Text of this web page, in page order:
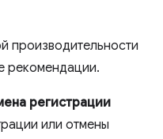
производительности
рекомендации.
регистрации
или отмены